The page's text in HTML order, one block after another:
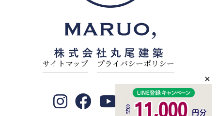
サイトマップ プライバシーポリシー